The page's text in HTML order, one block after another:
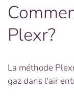
Plexr?
La méthode
gaz dans l'air